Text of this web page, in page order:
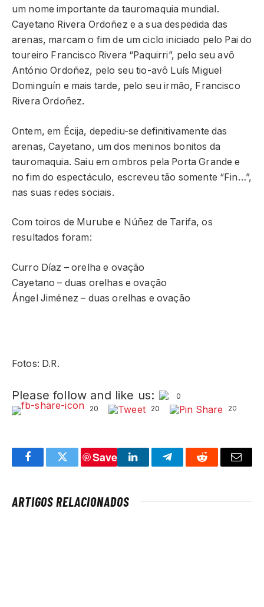
um nome importante da tauromaquia mundial.
Cayetano Rivera Ordoñez e a sua despedida das
arenas, marcam o fim de um ciclo iniciado pelo Pai do
toureiro Francisco Rivera “Paquirri”, pelo seu avô
António Ordoñez, pelo seu tio-avô Luís Miguel
Dominguín e mais tarde, pelo seu irmão, Francisco
Rivera Ordoñez.
Ontem, em Écija, depediu-se definitivamente das
arenas, Cayetano, um dos meninos bonitos da
tauromaquia. Saiu em ombros pela Porta Grande e
no fim do espectáculo, escreveu tão somente “Fin…”,
nas suas redes sociais.
Com toiros de Murube e Núñez de Tarifa, os
resultados foram:
Curro Díaz – orelha e ovação
Cayetano – duas orelhas e ovação
Ángel Jiménez – duas orelhas e ovação
Fotos: D.R.
Please follow and like us:
0
20
20 20
FacebookTwitter
Save
LinkedInTelegramReddit Email
ARTIGOS RELACIONADOS